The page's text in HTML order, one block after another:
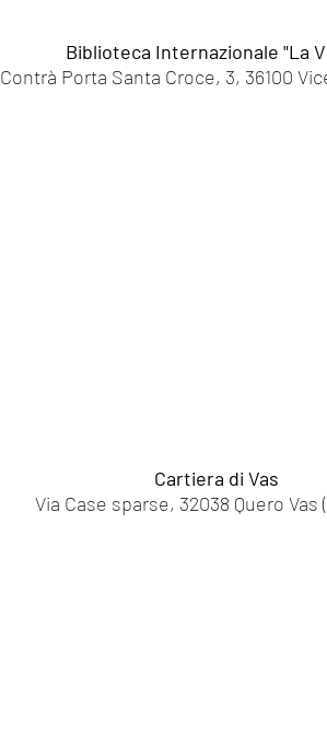
Biblioteca Internazionale "La
Contrà Porta Santa Croce, 3, 36100
Cartiera di Vas
Via Case sparse, 32038 Quero Vas